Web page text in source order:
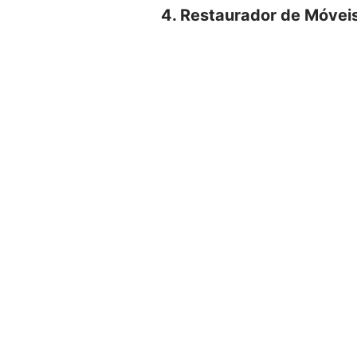
4. Restaurador de